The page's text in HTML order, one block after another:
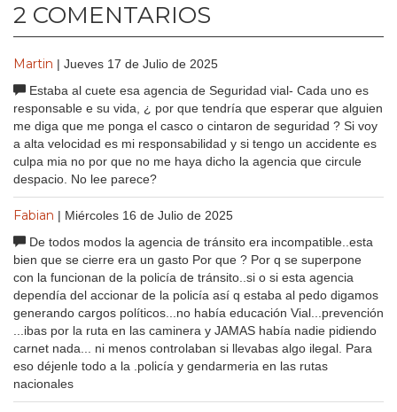
2 COMENTARIOS
Martin | Jueves 17 de Julio de 2025
Estaba al cuete esa agencia de Seguridad vial- Cada uno es
responsable e su vida, ¿ por que tendría que esperar que alguien
me diga que me ponga el casco o cintaron de seguridad ? Si voy
a alta velocidad es mi responsabilidad y si tengo un accidente es
culpa mia no por que no me haya dicho la agencia que circule
despacio. No lee parece?
Fabian | Miércoles 16 de Julio de 2025
De todos modos la agencia de tránsito era incompatible..esta
bien que se cierre era un gasto Por que ? Por q se superpone
con la funcionan de la policía de tránsito..si o si esta agencia
dependía del accionar de la policía así q estaba al pedo digamos
generando cargos políticos...no había educación Vial...prevención
...ibas por la ruta en las caminera y JAMAS había nadie pidiendo
carnet nada... ni menos controlaban si llevabas algo ilegal. Para
eso déjenle todo a la .policía y gendarmeria en las rutas
nacionales